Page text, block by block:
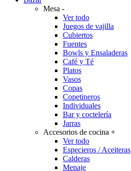
Mesa -
Ver todo
Juegos de vajilla
Cubiertos
Fuentes
Bowls y Ensaladeras
Café y Té
Platos
Vasos
Copas
Copetineros
Individuales
Bar y coctelería
Jarras
Accesorios de cocina +
Ver todo
Especieros / Aceiteras
Calderas
Menaje